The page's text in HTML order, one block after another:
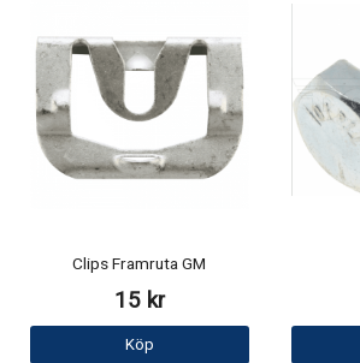
Clips Framruta GM
15 kr
Köp